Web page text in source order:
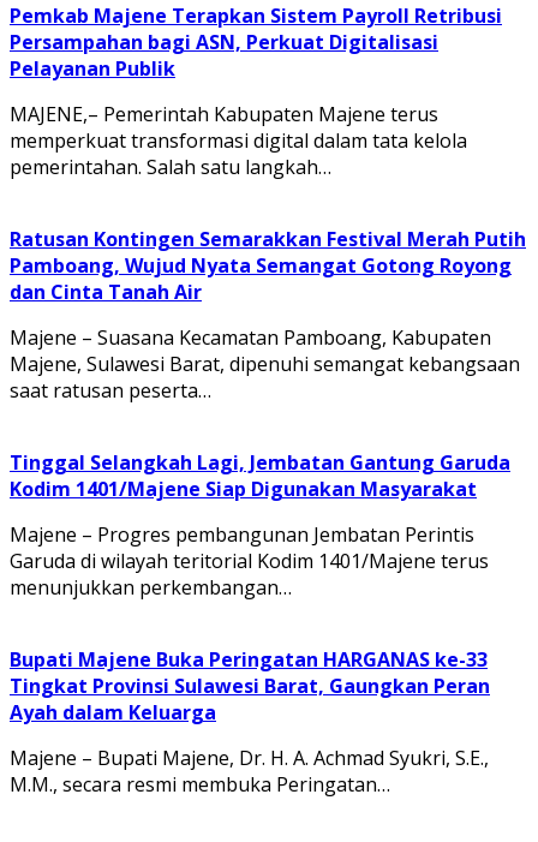
Pemkab Majene Terapkan Sistem Payroll Retribusi
Persampahan bagi ASN, Perkuat Digitalisasi
Pelayanan Publik
MAJENE,– Pemerintah Kabupaten Majene terus
memperkuat transformasi digital dalam tata kelola
pemerintahan. Salah satu langkah…
Ratusan Kontingen Semarakkan Festival Merah Putih
Pamboang, Wujud Nyata Semangat Gotong Royong
dan Cinta Tanah Air
Majene – Suasana Kecamatan Pamboang, Kabupaten
Majene, Sulawesi Barat, dipenuhi semangat kebangsaan
saat ratusan peserta…
Tinggal Selangkah Lagi, Jembatan Gantung Garuda
Kodim 1401/Majene Siap Digunakan Masyarakat
Majene – Progres pembangunan Jembatan Perintis
Garuda di wilayah teritorial Kodim 1401/Majene terus
menunjukkan perkembangan…
Bupati Majene Buka Peringatan HARGANAS ke-33
Tingkat Provinsi Sulawesi Barat, Gaungkan Peran
Ayah dalam Keluarga
Majene – Bupati Majene, Dr. H. A. Achmad Syukri, S.E.,
M.M., secara resmi membuka Peringatan…